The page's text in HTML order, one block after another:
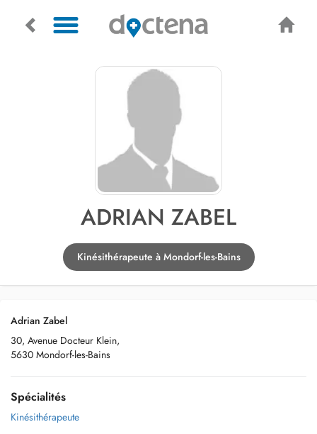
ADRIAN ZABEL
Kinésithérapeute à Mondorf-les-Bains
Adrian Zabel
30, Avenue Docteur Klein,
5630 Mondorf-les-Bains
Spécialités
Kinésithérapeute